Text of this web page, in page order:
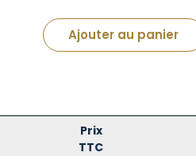
Ajouter au panier
Prix
TTC